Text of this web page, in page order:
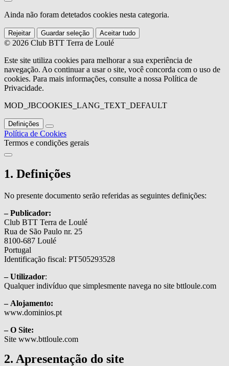
Ainda não foram detetados cookies nesta categoria.
Rejeitar Guardar seleção Aceitar tudo
© 2026 Club BTT Terra de Loulé
Este site utiliza cookies para melhorar a sua experiência de
navegação. Ao continuar a usar o site, você concorda com o uso de
cookies. Para mais informações, consulte a nossa Política de
Privacidade.
MOD_JBCOOKIES_LANG_TEXT_DEFAULT
Definições
Política de Cookies
Termos e condições gerais
1. Definições
No presente documento serão referidas as seguintes definições:
– Publicador:
Club BTT Terra de Loulé
Rua de São Paulo nr. 25
8100-687 Loulé
Portugal
Identificação fiscal: PT505293528
– Utilizador:
Qualquer indivíduo que simplesmente navega no site bttloule.com
– Alojamento:
www.dominios.pt
– O Site:
Site www.bttloule.com
2. Apresentação do site